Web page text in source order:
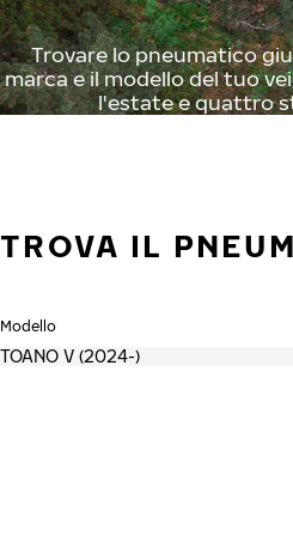
Trovare lo pneumatico
marca e il modello del tuo
l'estate e quattro
TROVA IL
Modello